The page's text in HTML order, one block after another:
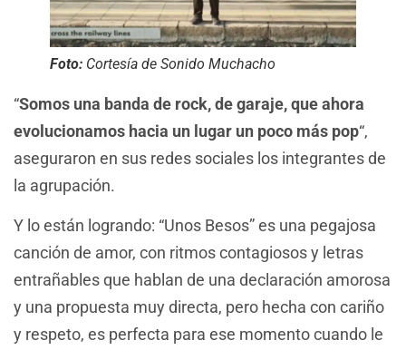
Foto: Cortesía de Sonido Muchacho
“Somos una banda de rock, de garaje, que ahora
evolucionamos hacia un lugar un poco más pop“,
aseguraron en sus redes sociales los integrantes de
la agrupación.
Y lo están logrando: “Unos Besos” es una pegajosa
canción de amor, con ritmos contagiosos y letras
entrañables que hablan de una declaración amorosa
y una propuesta muy directa, pero hecha con cariño
y respeto, es perfecta para ese momento cuando le